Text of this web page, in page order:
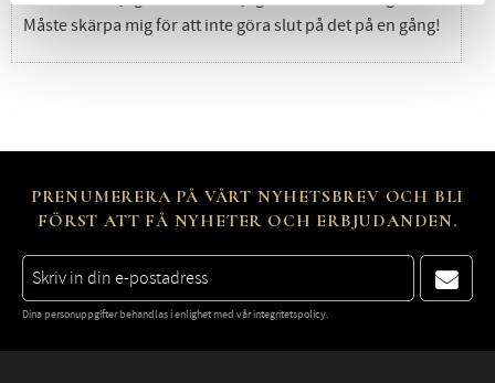
Måste skärpa mig för att inte göra slut på det på en gång!
PRENUMERERA PÅ VÅRT NYHETSBREV OCH BLI
FÖRST ATT FÅ NYHETER OCH ERBJUDANDEN.
Dina personuppgifter behandlas i enlighet med vårintegritetspolicy.